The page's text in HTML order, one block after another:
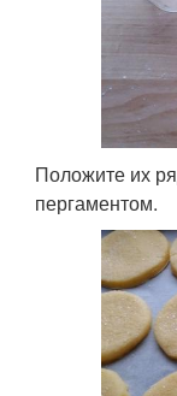
Положите их
пергаментом.